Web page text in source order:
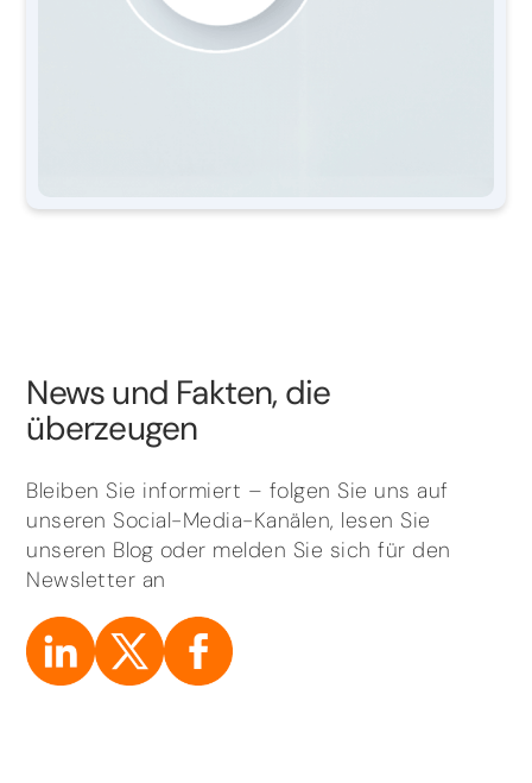
News und Fakten, die
überzeugen
Bleiben Sie informiert – folgen Sie uns auf
unseren Social-Media-Kanälen, lesen Sie
unseren Blog oder melden Sie sich für den
Newsletter an